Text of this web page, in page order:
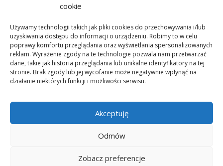
cookie
Używamy technologii takich jak pliki cookies do przechowywania i/lub
uzyskiwania dostępu do informacji o urządzeniu. Robimy to w celu
poprawy komfortu przeglądania oraz wyświetlania spersonalizowanych
reklam. Wyrażenie zgody na te technologie pozwala nam przetwarzać
dane, takie jak historia przeglądania lub unikalne identyfikatory na tej
stronie. Brak zgody lub jej wycofanie może negatywnie wpłynąć na
działanie niektórych funkcji i możliwości serwisu.
Akceptuję
Odmów
Zobacz preferencje
O NAS
O nas